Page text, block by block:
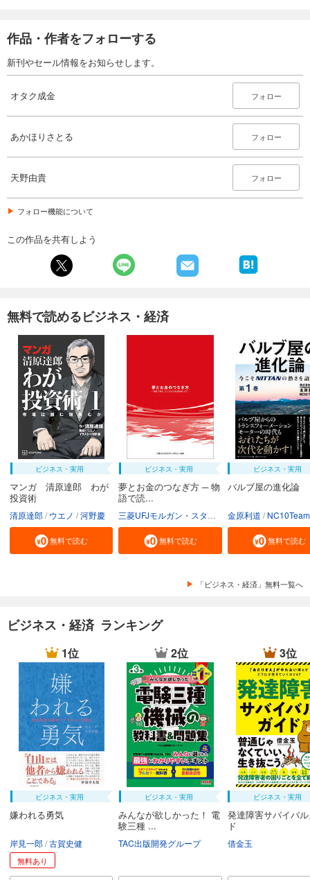
作品・作者をフォローする
新刊やセール情報をお知らせします。
オタク成金 フォロー
あかほりさとる フォロー
天野由貴 フォロー
フォロー機能について
この作品を共有しよう
無料で読めるビジネス・経済
ビジネス・実用
マンガ 清原達郎 わが
投資術
清原達郎 ウエノ 河野慶
無料で読む
ビジネス・実用
夢とお金のつなぎ方 ─ 物
語で読...
無料で読む
ビジネス・実用
バルブ屋の進化論
金原利道 NC10Team
無料で読む
「ビジネス・経済」無料一覧へ
ビジネス・経済 ランキング
1位
ビジネス・実用
嫌われる勇気
岸見一郎 古賀史健
無料あり
2位
ビジネス・実用
みんなが欲しかった！ 電
験三種 ...
TAC出版開発グループ
3位
ビジネス・実用
発達障害サバイバ
ド
借金玉